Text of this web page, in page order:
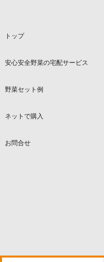
トップ
安心安全野菜の宅配サービス
野菜セット例
ネットで購入
お問合せ